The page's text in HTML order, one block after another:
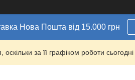
Нова Пошта від 15.000 грн
за її графіком роботи